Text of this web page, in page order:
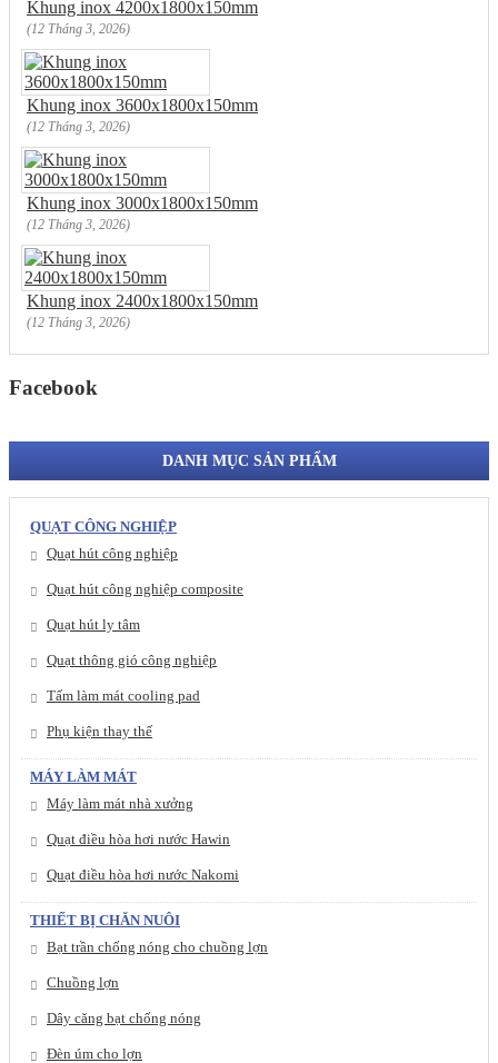
Khung inox 4200x1800x150mm
(12 Tháng 3, 2026)
Khung inox 3600x1800x150mm
(12 Tháng 3, 2026)
Khung inox 3000x1800x150mm
(12 Tháng 3, 2026)
Khung inox 2400x1800x150mm
(12 Tháng 3, 2026)
Facebook
DANH MỤC SẢN PHẨM
QUẠT CÔNG NGHIỆP
Quạt hút công nghiệp
Quạt hút công nghiệp composite
Quạt hút ly tâm
Quạt thông gió công nghiệp
Tấm làm mát cooling pad
Phụ kiện thay thế
MÁY LÀM MÁT
Máy làm mát nhà xưởng
Quạt điều hòa hơi nước Hawin
Quạt điều hòa hơi nước Nakomi
THIẾT BỊ CHĂN NUÔI
Bạt trần chống nóng cho chuồng lợn
Chuồng lợn
Dây căng bạt chống nóng
Đèn úm cho lợn